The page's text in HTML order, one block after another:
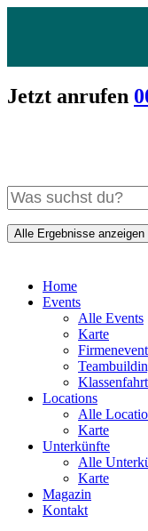
Jetzt anrufen
Alle Ergebnisse anzeigen
Home
Events
Alle Events
Karte
Klassenfahrt
Locations
Alle
Karte
Unterkünfte
Alle
Karte
Magazin
Kontakt